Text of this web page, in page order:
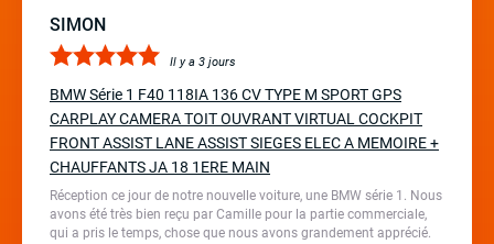
SIMON
Il y a 3 jours
BMW Série 1 F40 118IA 136 CV TYPE M SPORT GPS
CARPLAY CAMERA TOIT OUVRANT VIRTUAL COCKPIT
FRONT ASSIST LANE ASSIST SIEGES ELEC A MEMOIRE +
CHAUFFANTS JA 18 1ERE MAIN
Réception ce jour de notre nouvelle voiture, une BMW série 1. Nous
avons été très bien reçu par Camille pour la partie commerciale,
qui a pris le temps, chose que nous avons grandement apprécié.